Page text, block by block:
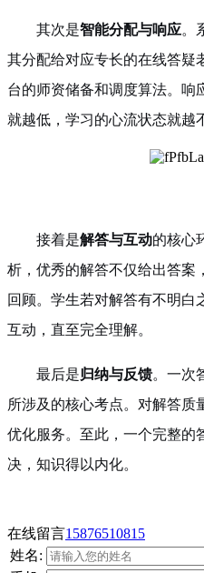
其次是智能分配与响应。
其分配给对应专长的在线答疑
台的师资储备和调度算法。响
就越低，学习的心流状态就越
接着是解答与互动的核心
析，优秀的解答不仅给出答案
回顾。学生若对解答有不明白
互动，直至完全理解。
最后是归纳与反馈。一次
所涉及的核心考点。对解答质
优化服务。至此，一个完整的
决，知识得以内化。
在线留言15876510815
姓名: